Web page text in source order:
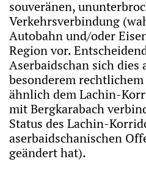
souveränen,
Verkehrsverbindung
Autobahn und/oder
Region vor.
Aserbaidschan sich
besonderem
ähnlich dem Lachin-
mit Bergkarabach
Status des Lachin-
aserbaidschanischen
geändert hat).